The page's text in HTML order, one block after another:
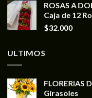
ROSAS A
Caja de 12
$32.000
ULTIMOS
FLORERIAS
Girasoles